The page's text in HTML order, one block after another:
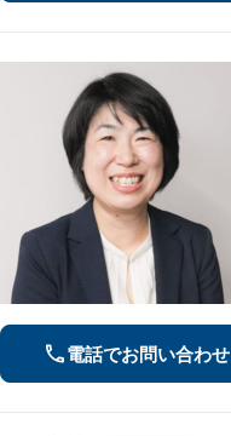
電話でお問い合わせ